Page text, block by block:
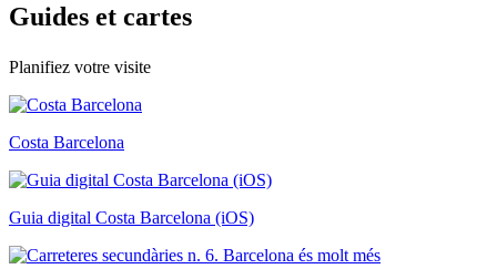
Guides et cartes
Planifiez votre visite
Costa Barcelona
Guia digital Costa Barcelona (iOS)